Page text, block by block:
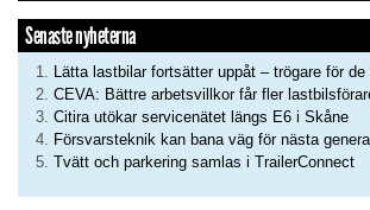
Senaste nyheterna
Lätta lastbilar fortsätter uppåt – trögare för de
CEVA: Bättre arbetsvillkor får fler
Citira utökar servicenätet längs E6 i Skåne
Försvarsteknik kan bana väg för nästa
Tvätt och parkering samlas i TrailerConnect